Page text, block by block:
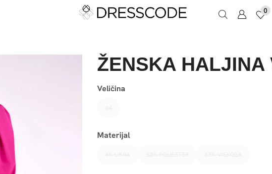
0
ŽENSKA HALJINA
Veličina
Materijal